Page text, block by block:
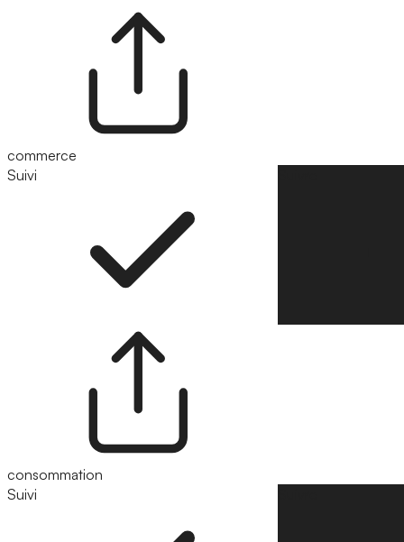
commerce
Suivi
consommation
Suivi